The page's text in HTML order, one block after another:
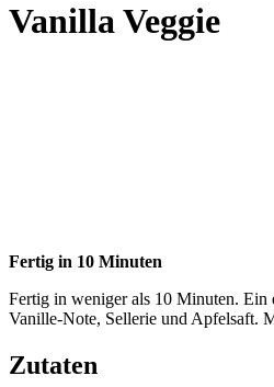
Vanilla Veggie
Fertig in 10 Minuten
Fertig in weniger als 10 Minuten.
Vanille-Note, Sellerie und Apfelsaft.
Zutaten